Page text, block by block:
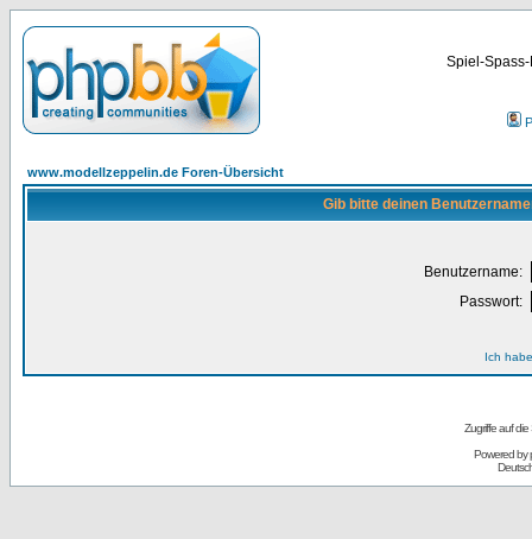
Spiel-
www.modellzeppelin.de Foren-Übersicht
Gib bitte deinen
Benutzername:
Passwort:
Ich
Zugriffe auf
Powered by